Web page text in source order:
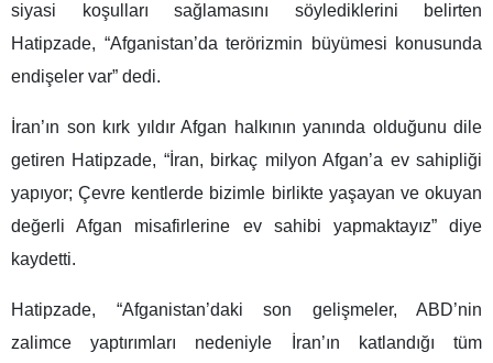
siyasi koşulları sağlamasını söylediklerini belirten
Hatipzade, “Afganistan’da terörizmin büyümesi konusunda
endişeler var” dedi.
İran’ın son kırk yıldır Afgan halkının yanında olduğunu dile
getiren Hatipzade, “İran, birkaç milyon Afgan’a ev sahipliği
yapıyor; Çevre kentlerde bizimle birlikte yaşayan ve okuyan
değerli Afgan misafirlerine ev sahibi yapmaktayız” diye
kaydetti.
Hatipzade, “Afganistan’daki son gelişmeler, ABD’nin
zalimce yaptırımları nedeniyle İran’ın katlandığı tüm